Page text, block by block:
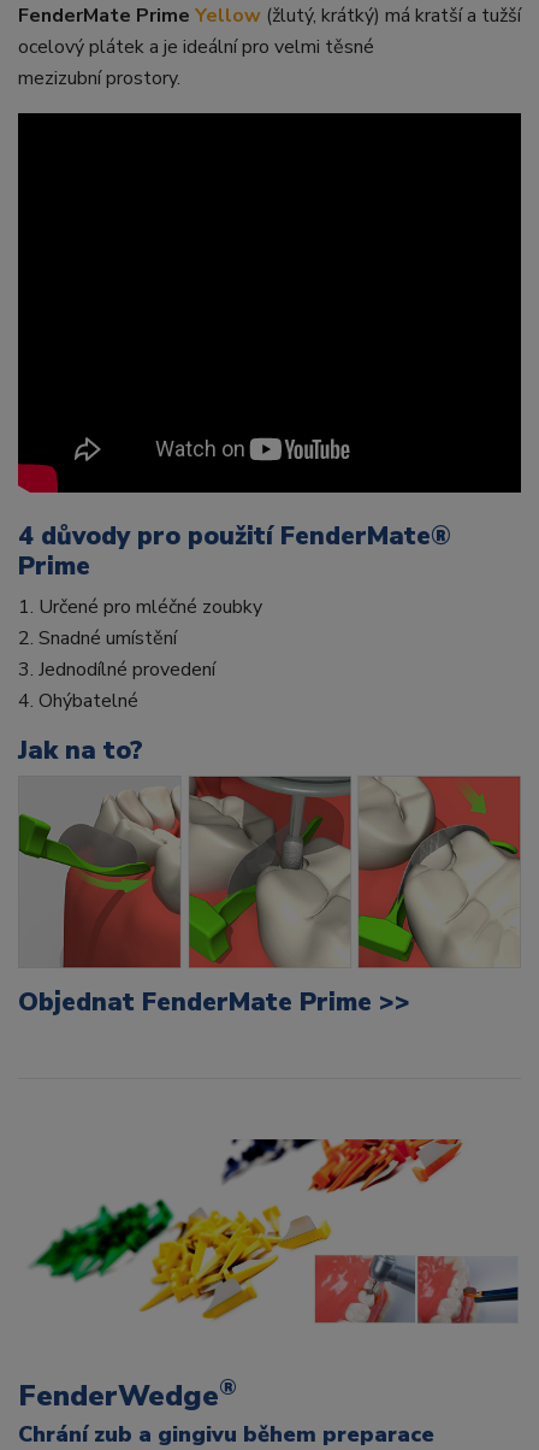
FenderMate Prime Yellow (žlutý, krátký) má kratší a tužší
ocelový plátek a je ideální pro velmi těsné
mezizubní prostory.
4 důvody pro použití FenderMate®
Prime
1. Určené pro mléčné zoubky
2. Snadné umístění
3. Jednodílné provedení
4. Ohýbatelné
Jak na to?
Objednat FenderMate Prime >>
FenderWedge®
Chrání zub a gingivu během preparace